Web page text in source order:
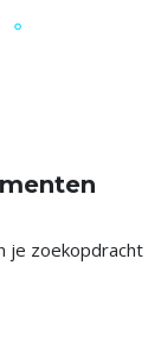
je zoekopdracht